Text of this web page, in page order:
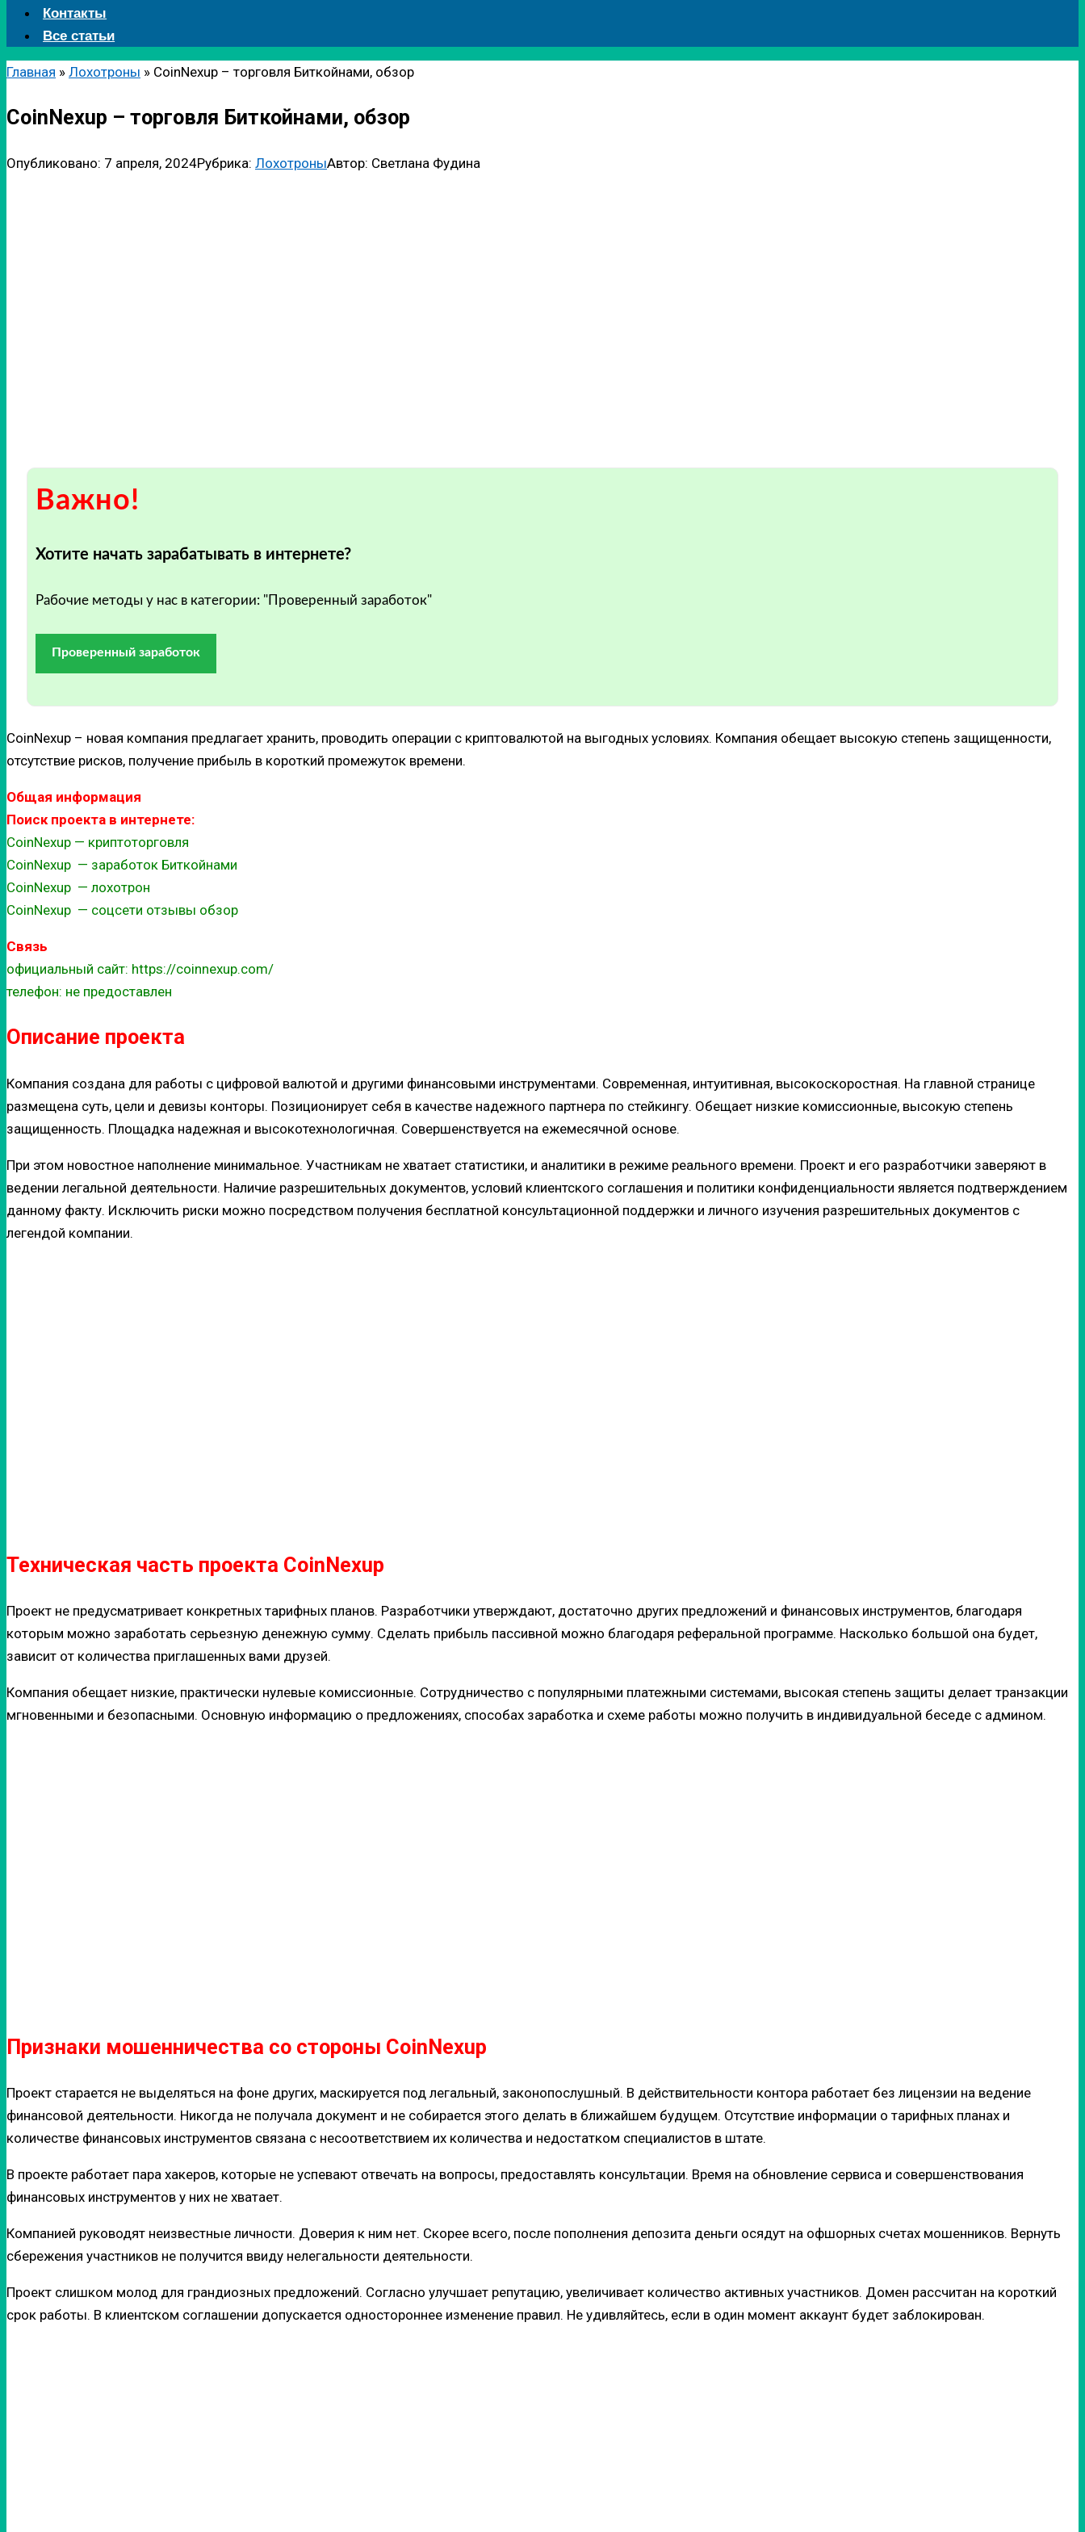
Контакты
Все статьи
Главная » Лохотроны » CoinNexup – торговля Биткойнами, обзор
CoinNexup – торговля Биткойнами, обзор
Опубликовано: 7 апреля, 2024Рубрика: ЛохотроныАвтор: Светлана Фудина
Важно!
Хотите начать зарабатывать в интернете?
Рабочие методы у нас в категории: "Проверенный заработок"
Проверенный заработок
CoinNexup – новая компания предлагает хранить, проводить операции с криптовалютой на выгодных условиях. Компания обещает высокую степень защищенности,
отсутствие рисков, получение прибыль в короткий промежуток времени.
Общая информация
Поиск проекта в интернете:
CoinNexup — криптоторговля
CoinNexup — заработок Биткойнами
CoinNexup — лохотрон
CoinNexup — соцсети отзывы обзор
Связь
официальный сайт: https://coinnexup.com/
телефон: не предоставлен
Описание проекта
Компания создана для работы с цифровой валютой и другими финансовыми инструментами. Современная, интуитивная, высокоскоростная. На главной странице
размещена суть, цели и девизы конторы. Позиционирует себя в качестве надежного партнера по стейкингу. Обещает низкие комиссионные, высокую степень
защищенность. Площадка надежная и высокотехнологичная. Совершенствуется на ежемесячной основе.
При этом новостное наполнение минимальное. Участникам не хватает статистики, и аналитики в режиме реального времени. Проект и его разработчики заверяют в
ведении легальной деятельности. Наличие разрешительных документов, условий клиентского соглашения и политики конфиденциальности является подтверждением
данному факту. Исключить риски можно посредством получения бесплатной консультационной поддержки и личного изучения разрешительных документов с
легендой компании.
Техническая часть проекта CoinNexup
Проект не предусматривает конкретных тарифных планов. Разработчики утверждают, достаточно других предложений и финансовых инструментов, благодаря
которым можно заработать серьезную денежную сумму. Сделать прибыль пассивной можно благодаря реферальной программе. Насколько большой она будет,
зависит от количества приглашенных вами друзей.
Компания обещает низкие, практически нулевые комиссионные. Сотрудничество с популярными платежными системами, высокая степень защиты делает транзакции
мгновенными и безопасными. Основную информацию о предложениях, способах заработка и схеме работы можно получить в индивидуальной беседе с админом.
Признаки мошенничества со стороны CoinNexup
Проект старается не выделяться на фоне других, маскируется под легальный, законопослушный. В действительности контора работает без лицензии на ведение
финансовой деятельности. Никогда не получала документ и не собирается этого делать в ближайшем будущем. Отсутствие информации о тарифных планах и
количестве финансовых инструментов связана с несоответствием их количества и недостатком специалистов в штате.
В проекте работает пара хакеров, которые не успевают отвечать на вопросы, предоставлять консультации. Время на обновление сервиса и совершенствования
финансовых инструментов у них не хватает.
Компанией руководят неизвестные личности. Доверия к ним нет. Скорее всего, после пополнения депозита деньги осядут на офшорных счетах мошенников. Вернуть
сбережения участников не получится ввиду нелегальности деятельности.
Проект слишком молод для грандиозных предложений. Согласно улучшает репутацию, увеличивает количество активных участников. Домен рассчитан на короткий
срок работы. В клиентском соглашении допускается одностороннее изменение правил. Не удивляйтесь, если в один момент аккаунт будет заблокирован.